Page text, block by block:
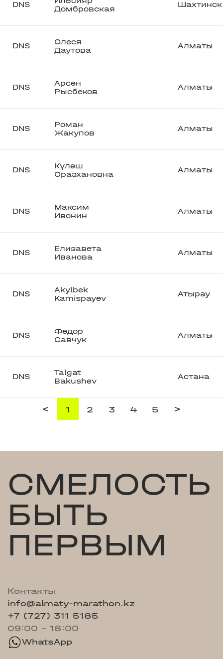
DNS
Домбровская
Шахтинск
DNS
Олеся
Даутова
Алматы
DNS
Арсен
Рысбеков
Алматы
DNS
Роман
Жакупов
Алматы
DNS
Күләш
Оразхановна
Алматы
DNS
Максим
Ивонин
Алматы
DNS
Елизавета
Иванова
Алматы
DNS
Akylbek
Kamispayev
Атырау
DNS
Федор
Савчук
Алматы
DNS
Talgat
Bakushev
Астана
< 1 2 3 4 5 >
СМЕЛОСТЬ
БЫТЬ
ПЕРВЫМ
Контакты
info@almaty-marathon.kz
+7 (727) 311 5185
09:00 - 18:00
WhatsApp